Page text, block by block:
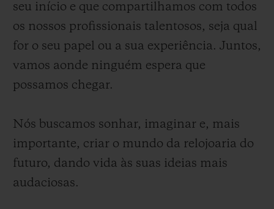
seu início e que compartilhamos com todos
os nossos profissionais talentosos, seja qual
for o seu papel ou a sua experiência. Juntos,
vamos aonde ninguém espera que
possamos chegar.
Nós buscamos sonhar, imaginar e, mais
importante, criar o mundo da relojoaria do
futuro, dando vida às suas ideias mais
audaciosas.